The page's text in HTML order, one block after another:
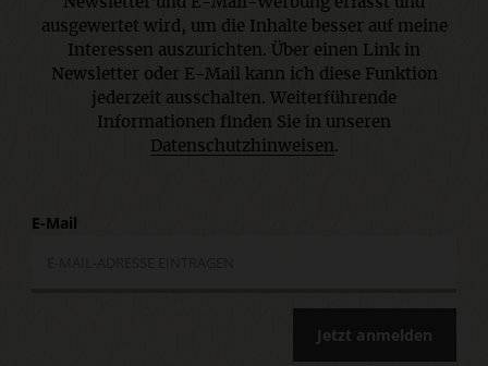
ausgewertet wird, um die Inhalte besser auf meine
Interessen auszurichten. Über einen Link in
Newsletter oder E-Mail kann ich diese Funktion
jederzeit ausschalten. Weiterführende
Informationen finden Sie in unseren
Datenschutzhinweisen .
E-Mail
Jetzt anmelden